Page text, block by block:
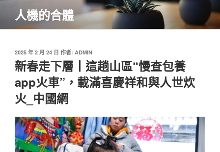
主
人機的合體
發
佈
於
2025 年 2 月 24 日 作者: ADMIN
新春走下層丨這趟山區“慢查包養
app火車”，載滿喜慶祥和與人世炊
火_中國網